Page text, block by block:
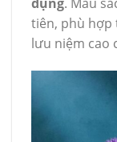
tiên, phù hợp
lưu niệm cao